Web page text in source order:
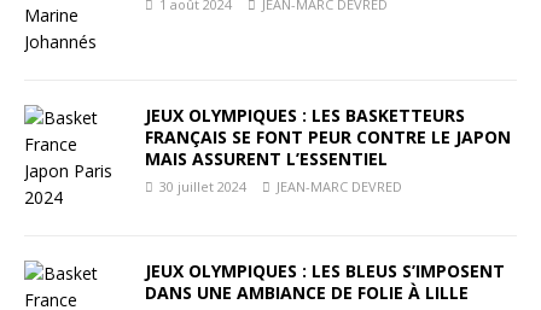
1 août 2024 JEAN-MARC DEVRED
JEUX OLYMPIQUES : LES BASKETTEURS
FRANÇAIS SE FONT PEUR CONTRE LE JAPON
MAIS ASSURENT L’ESSENTIEL
30 juillet 2024 JEAN-MARC DEVRED
JEUX OLYMPIQUES : LES BLEUS S’IMPOSENT
DANS UNE AMBIANCE DE FOLIE À LILLE